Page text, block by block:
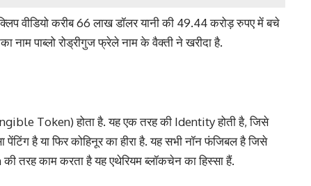
वीडियो करीब 66 लाख डॉलर यानी की 49.44 करोड़ रुपए में बचे
पाब्लो रोड्रीगुज फ्रेले नाम के वैक्ती ने खरीदा है.
Token) होता है. यह एक तरह की Identity होती है, जिसे
है या फिर कोहिनूर का हीरा है. यह सभी नॉन फंजिबल है जिसे
तरह काम करता है यह एथेरियम ब्लॉकचेन का हिस्सा हैं.